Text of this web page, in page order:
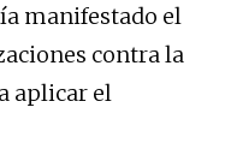
manifestado el
contra la
aplicar el